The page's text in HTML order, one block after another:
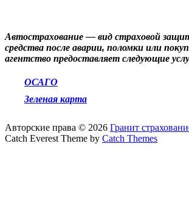
Автострахование — вид страховой
средства после аварии, поломки или
агентство предоставляет следующие
ОСАГО
Зеленая карта
Авторские права © 2026 Гранит
Catch Everest Theme by Catch Themes